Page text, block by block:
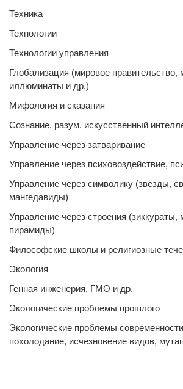
Техника
Технологии
Технологии управления
Глобализация (мировое правительство,
иллюминаты и др,)
Мифология и сказания
Сознание, разум, искусственный
Управление через затваривание
Управление через психовоздействие,
Управление через символику (звезды,
мангедавиды)
Управление через строения (зиккураты,
пирамиды)
Философские школы и религиозные
Экология
Генная инженерия, ГМО и др.
Экологические проблемы прошлого
Экологические проблемы
похолодание, исчезновение видов,